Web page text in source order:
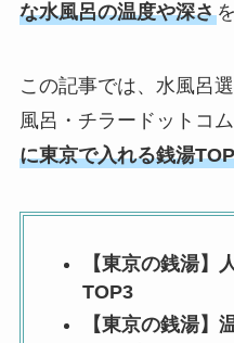
な水風呂の温度や深さ
この記事では、水風呂
風呂・チラードットコム
に東京で入れる銭湯
【東京の銭湯】
TOP3
【東京の銭湯】